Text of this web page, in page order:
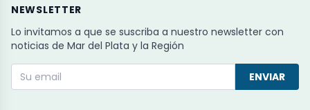
NEWSLETTER
Lo invitamos a que se suscriba a nuestro newsletter con
noticias de Mar del Plata y la Región
ENVIAR